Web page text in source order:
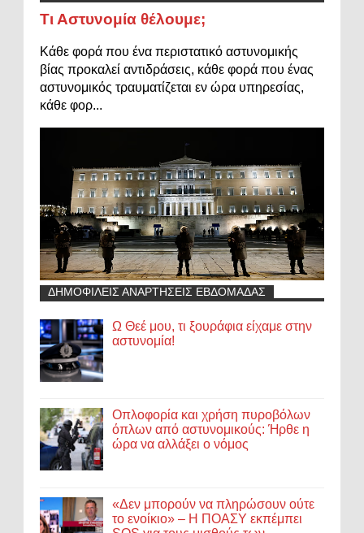
Τι Αστυνομία θέλουμε;
Κάθε φορά που ένα περιστατικό αστυνομικής
βίας προκαλεί αντιδράσεις, κάθε φορά που ένας
αστυνομικός τραυματίζεται εν ώρα υπηρεσίας,
κάθε φορ...
ΔΗΜΟΦΙΛΕΙΣ ΑΝΑΡΤΗΣΕΙΣ ΕΒΔΟΜΑΔΑΣ
Ω Θεέ μου, τι ξουράφια είχαμε στην
αστυνομία!
Οπλοφορία και χρήση πυροβόλων
όπλων από αστυνομικούς: Ήρθε η
ώρα να αλλάξει ο νόμος
«Δεν μπορούν να πληρώσουν ούτε
το ενοίκιο» – Η ΠΟΑΣΥ εκπέμπει